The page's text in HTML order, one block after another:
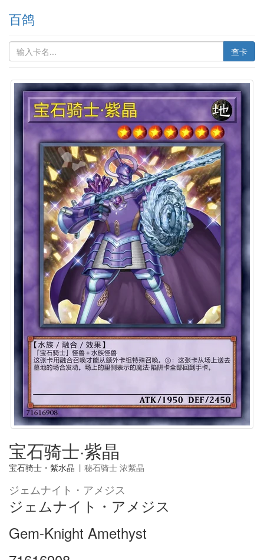
百鸽
查卡
宝石骑士·紫晶
宝石骑士・紫水晶 | 秘石骑士 浓紫晶
ジェムナイト・アメジス
ジェムナイト・アメジス
Gem-Knight Amethyst